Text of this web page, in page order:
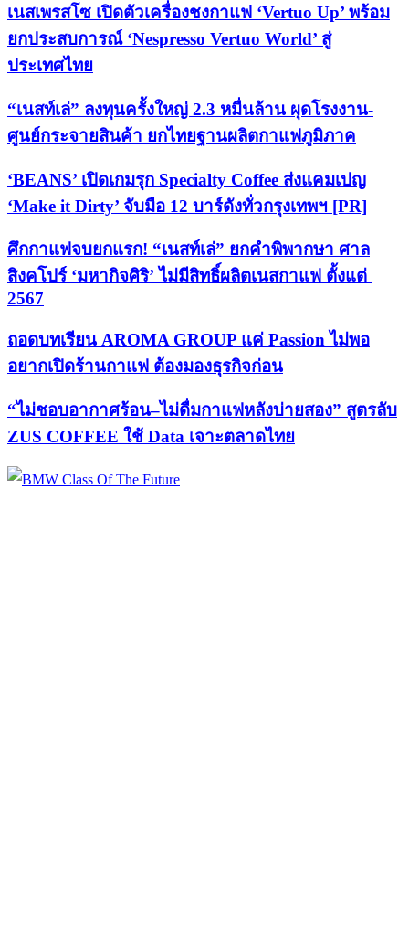
เนสเพรสโซ เปิดตัวเครื่องชงกาแฟ ‘Vertuo Up’ พร้อม
ยกประสบการณ์ ‘Nespresso Vertuo World’ สู่
ประเทศไทย
“เนสท์เล่” ลงทุนครั้งใหญ่ 2.3 หมื่นล้าน ผุดโรงงาน-
ศูนย์กระจายสินค้า ยกไทยฐานผลิตกาแฟภูมิภาค
‘BEANS’ เปิดเกมรุก Specialty Coffee ส่งแคมเปญ
‘Make it Dirty’ จับมือ 12 บาร์ดังทั่วกรุงเทพฯ [PR]
ศึกกาแฟจบยกแรก! “เนสท์เล่” ยกคำพิพากษา ศาล
สิงคโปร์ ‘มหากิจศิริ’ ไม่มีสิทธิ์ผลิตเนสกาแฟ ตั้งแต่
2567
ถอดบทเรียน AROMA GROUP แค่ Passion ไม่พอ
อยากเปิดร้านกาแฟ ต้องมองธุรกิจก่อน
“ไม่ชอบอากาศร้อน–ไม่ดื่มกาแฟหลังบ่ายสอง” สูตรลับ
ZUS COFFEE ใช้ Data เจาะตลาดไทย